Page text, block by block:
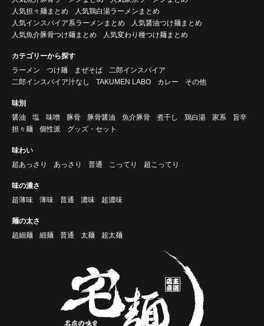
人気担々麺まとめ
人気鶏白湯ラーメンまとめ
人気インスパイア系ラーメンまとめ
人気醤油つけ麺まとめ
人気魚介豚骨つけ麺まとめ
人気変わり種つけ麺まとめ
カテゴリーから探す
ラーメン
つけ麺 まぜそば
二郎インスパイア
二郎インスパイア汁なし
TAKUMEN LABO カレー その他
味別
醤油
塩 味噌 豚骨 豚骨醤油 魚介豚骨 煮干し 鶏白湯 家系
旨辛
担々麺
個性派 グッズ・セット
味わい
超あっさり
あっさり 普通 こってり 超こってり
味の濃さ
超薄味
薄味 普通 濃味 超濃味
麺の太さ
超細麺
細麺 普通 太麺 超太麺